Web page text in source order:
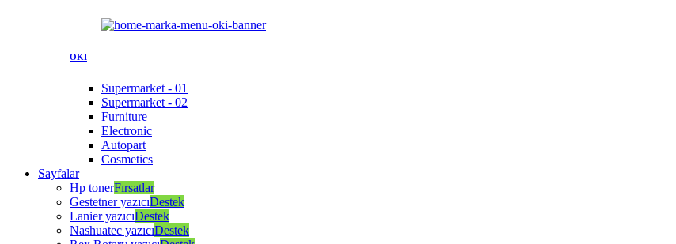
OKI
Supermarket - 01
Supermarket - 02
Furniture
Electronic
Autopart
Cosmetics
Sayfalar
Hp tonerFırsatlar
Gestetner yazıcıDestek
Lanier yazıcıDestek
Nashuatec yazıcıDestek